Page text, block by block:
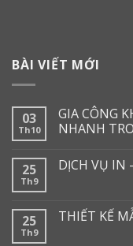
BÀI VIẾT MỚI
03
Th10
GIA CÔNG
NHANH
25
Th9
DỊCH VỤ IN
25
Th9
THIẾT KẾ